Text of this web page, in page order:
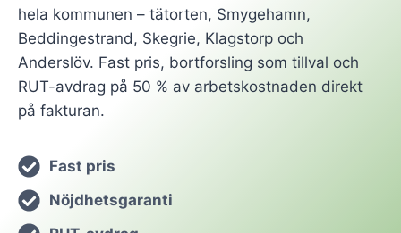
hela kommunen – tätorten, Smygehamn,
Beddingestrand, Skegrie, Klagstorp och
Anderslöv. Fast pris, bortforsling som tillval och
RUT-avdrag på 50 % av arbetskostnaden direkt
på fakturan.
Fast pris
Nöjdhetsgaranti